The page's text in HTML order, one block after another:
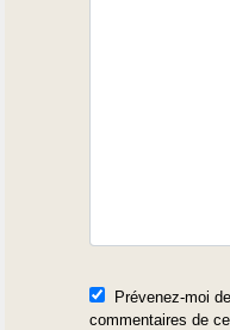
Prévenez-moi
commentaires de